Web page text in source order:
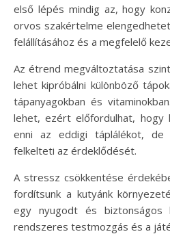
első lépés mindig az, hogy
orvos szakértelme
felállításához és a megfelelő
Az étrend megváltoztatása
lehet kipróbálni különböző
tápanyagokban és
lehet, ezért előfordulhat, hogy
enni az eddigi táplálékot,
felkelteti az érdeklődését.
A stressz csökkentése
fordítsunk a kutyánk
egy nyugodt és biztonságos
rendszeres testmozgás és a